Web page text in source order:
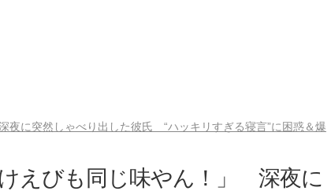
夜に突然しゃべり出した彼氏 “ハッキリすぎる寝言”に困惑＆爆
けえびも同じ味やん！」 深夜に